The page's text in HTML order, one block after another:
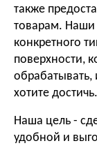
также
товарам. Наши
конкретного
поверхности,
обрабатывать,
хотите достичь.
Наша цель -
удобной и